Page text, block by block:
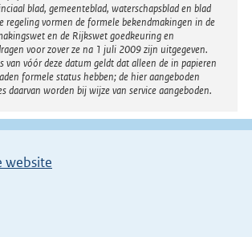
blad, gemeenteblad, waterschapsblad en blad
regeling vormen de formele bekendmakingen in de
en de Rijkswet goedkeuring en
voor zover ze na 1 juli 2009 zijn uitgegeven.
van vóór deze datum geldt dat alleen de in papieren
formele status hebben; de hier aangeboden
daarvan worden bij wijze van service aangeboden.
website